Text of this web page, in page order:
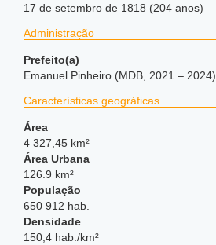
17 de setembro de 1818 (204 anos)
Administração
Prefeito(a)
Emanuel Pinheiro (MDB, 2021 – 2024)
Características geográficas
Área
4 327,45 km²
Área Urbana
126.9 km²
População
650 912 hab.
Densidade
150,4 hab./km²